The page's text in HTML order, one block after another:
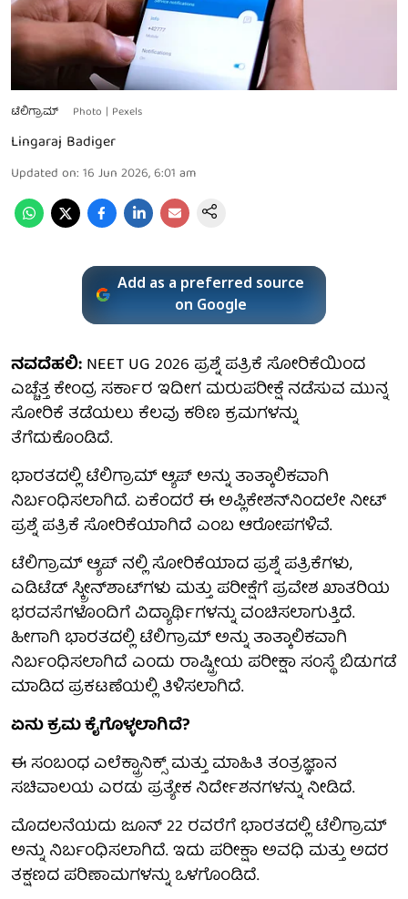
ಟೆಲಿಗ್ರಾಮ್ Photo | Pexels
Lingaraj Badiger
Updated on: 16 Jun 2026, 6:01 am
Add as a preferred source
on Google
ನವದೆಹಲಿ:NEET UG 2026 ಪ್ರಶ್ನೆ ಪತ್ರಿಕೆ ಸೋರಿಕೆಯಿಂದ
ಎಚ್ಚೆತ್ತ ಕೇಂದ್ರ ಸರ್ಕಾರ ಇದೀಗ ಮರುಪರೀಕ್ಷೆ ನಡೆಸುವ ಮುನ್ನ
ಸೋರಿಕೆ ತಡೆಯಲು ಕೆಲವು ಕಠಿಣ ಕ್ರಮಗಳನ್ನು
ತೆಗೆದುಕೊಂಡಿದೆ.
ಭಾರತದಲ್ಲಿ ಟೆಲಿಗ್ರಾಮ್ ಆ್ಯಪ್ ಅನ್ನು ತಾತ್ಕಾಲಿಕವಾಗಿ
ನಿರ್ಬಂಧಿಸಲಾಗಿದೆ. ಏಕೆಂದರೆ ಈ ಅಪ್ಲಿಕೇಶನ್‌ನಿಂದಲೇ ನೀಟ್
ಪ್ರಶ್ನೆ ಪತ್ರಿಕೆ ಸೋರಿಕೆಯಾಗಿದೆ ಎಂಬ ಆರೋಪಗಳಿವೆ.
ಟೆಲಿಗ್ರಾಮ್ ಆ್ಯಪ್ ನಲ್ಲಿ ಸೋರಿಕೆಯಾದ ಪ್ರಶ್ನೆ ಪತ್ರಿಕೆಗಳು,
ಎಡಿಟೆಡ್ ಸ್ಕ್ರೀನ್‌ಶಾಟ್‌ಗಳು ಮತ್ತು ಪರೀಕ್ಷೆಗೆ ಪ್ರವೇಶ ಖಾತರಿಯ
ಭರವಸೆಗಳೊಂದಿಗೆ ವಿದ್ಯಾರ್ಥಿಗಳನ್ನು ವಂಚಿಸಲಾಗುತ್ತಿದೆ.
ಹೀಗಾಗಿ ಭಾರತದಲ್ಲಿ ಟೆಲಿಗ್ರಾಮ್ ಅನ್ನು ತಾತ್ಕಾಲಿಕವಾಗಿ
ನಿರ್ಬಂಧಿಸಲಾಗಿದೆ ಎಂದು ರಾಷ್ಟ್ರೀಯ ಪರೀಕ್ಷಾ ಸಂಸ್ಥೆ ಬಿಡುಗಡೆ
ಮಾಡಿದ ಪ್ರಕಟಣೆಯಲ್ಲಿ ತಿಳಿಸಲಾಗಿದೆ.
ಏನು ಕ್ರಮ ಕೈಗೊಳ್ಳಲಾಗಿದೆ?
ಈ ಸಂಬಂಧ ಎಲೆಕ್ಟ್ರಾನಿಕ್ಸ್ ಮತ್ತು ಮಾಹಿತಿ ತಂತ್ರಜ್ಞಾನ
ಸಚಿವಾಲಯ ಎರಡು ಪ್ರತ್ಯೇಕ ನಿರ್ದೇಶನಗಳನ್ನು ನೀಡಿದೆ.
ಮೊದಲನೆಯದು ಜೂನ್ 22 ರವರೆಗೆ ಭಾರತದಲ್ಲಿ ಟೆಲಿಗ್ರಾಮ್
ಅನ್ನು ನಿರ್ಬಂಧಿಸಲಾಗಿದೆ. ಇದು ಪರೀಕ್ಷಾ ಅವಧಿ ಮತ್ತು ಅದರ
ತಕ್ಷಣದ ಪರಿಣಾಮಗಳನ್ನು ಒಳಗೊಂಡಿದೆ.